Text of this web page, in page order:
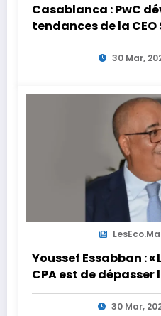
Casablanca : PwC
tendances de la CEO
30 Mar,
LesEco.ma
Youssef Essabban :
CPA est de dépasser
traditionnels et
formation en30 Mar,